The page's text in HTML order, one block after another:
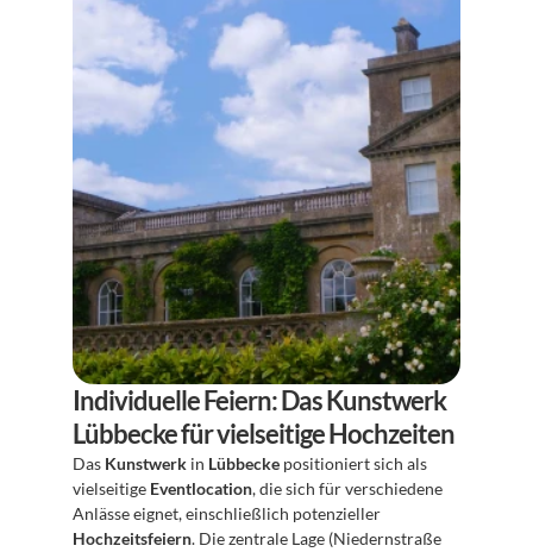
Individuelle Feiern: Das Kunstwerk
Lübbecke für vielseitige Hochzeiten
Das Kunstwerk in Lübbecke positioniert sich als
vielseitige Eventlocation, die sich für verschiedene
Hochzeitsfeiern. Die zentrale Lage (Niedernstraße